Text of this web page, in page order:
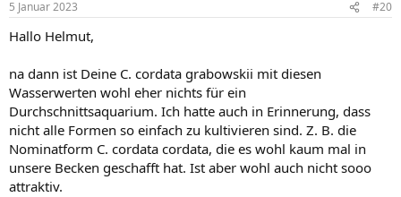
etwas angeboten, aber auch bei intensivem Lesen bin ich mir nicht
Vielleicht hat jemand hier im Forum damit Erfahrung sammeln
Ich nehme an das Du Dich auf dieses Angebot beziehst?
Bei eBay-Kleinanzeigen wird diese reine Liebhaberpflanze zwar
manchmal angeboten, aber öfters sind das Cryptocorynen die nicht
mal in die Nähe zum C. cordata-Komplex gehören!
Einen äußerst informativen Beitrag zu echten und falschen „Blassii“s
sowie deren Pflege findest Du
5 Januar 2023 #20
Hallo Helmut,
na dann ist Deine C. cordata grabowskii mit diesen
Wasserwerten wohl eher nichts für ein
Durchschnittsaquarium. Ich hatte auch in Erinnerung, dass
nicht alle Formen so einfach zu kultivieren sind. Z. B. die
Nominatform C. cordata cordata, die es wohl kaum mal in
unsere Becken geschafft hat. Ist aber wohl auch nicht sooo
attraktiv.